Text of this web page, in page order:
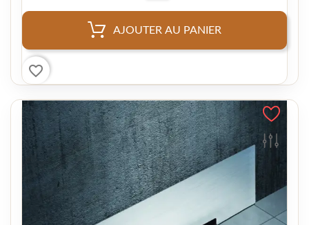
AJOUTER AU PANIER
favorite_border